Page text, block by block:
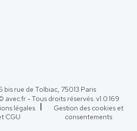
bis rue de Tolbiac, 75013 Paris
avec.fr - Tous droits réservés. v1.0.169
légales
CGU
Gestion des cookies et
consentements